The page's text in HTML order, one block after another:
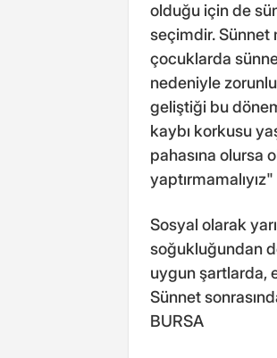
olduğu için de
seçimdir. Sünnet
çocuklarda
nedeniyle
geliştiği bu
kaybı korkusu
pahasına olursa
Sosyal olarak
soğukluğundan
uygun şartlarda,
Sünnet
BURSA